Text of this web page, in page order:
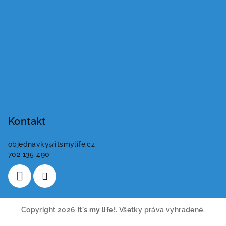
Kontakt
objednavky@itsmylife.cz
702 135 490
Copyright 2026 It's my life!. Všetky práva vyhradené.